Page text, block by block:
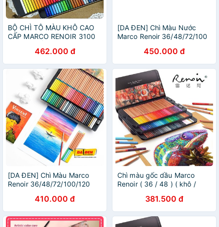
BỘ CHÌ TÔ MÀU KHÔ CAO
CẤP MARCO RENOIR 3100
462.000 đ
[DA ĐEN] Chì Màu Nước
Marco Renoir 36/48/72/100
450.000 đ
[DA ĐEN] Chì Màu Marco
Renoir 36/48/72/100/120
410.000 đ
Chì màu gốc dầu Marco
Renoir ( 36 / 48 ) ( khô /
381.500 đ